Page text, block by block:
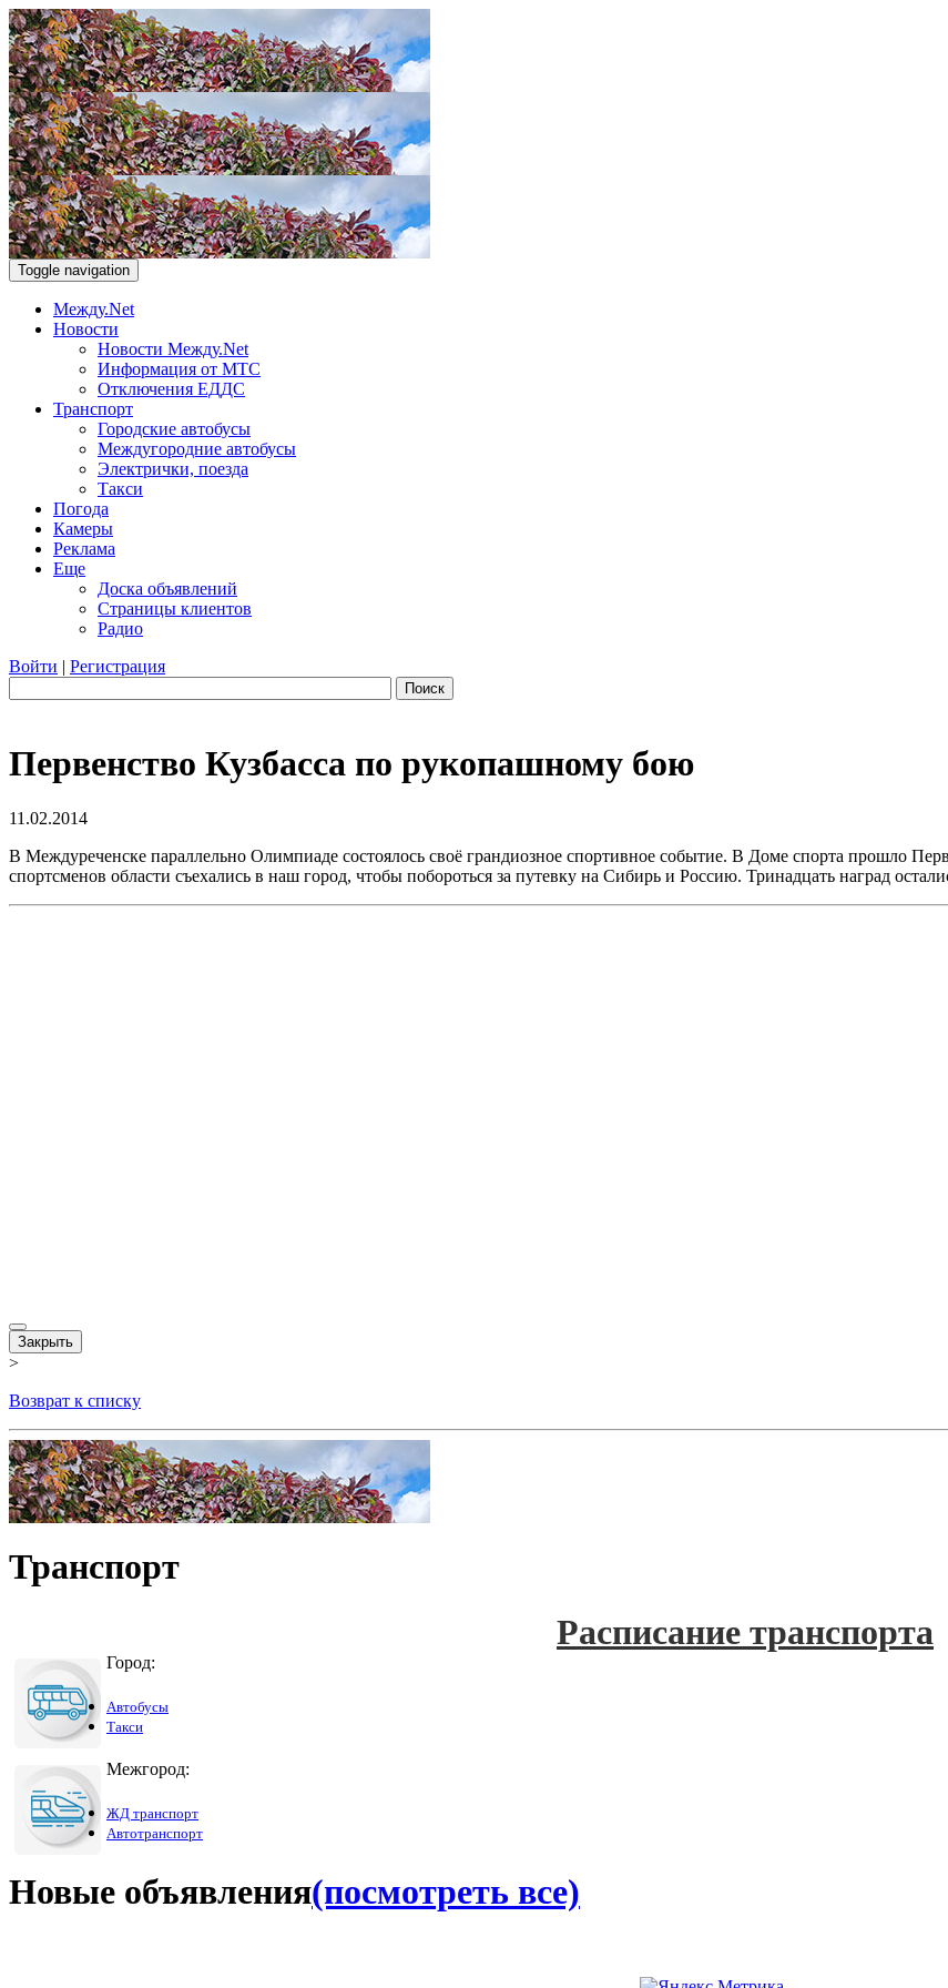
Toggle navigation
Между.Net
Новости
Новости Между.Net
Информация от МТС
Отключения ЕДДС
Транспорт
Городские автобусы
Междугородние автобусы
Электрички, поезда
Такси
Погода
Камеры
Реклама
Еще
Доска объявлений
Страницы клиентов
Радио
Войти | Регистрация
Поиск
Первенство Кузбасса по рукопашному бою
11.02.2014
В Междуреченске параллельно Олимпиаде состоялось своё грандиозное спортивное событие. В Доме спорта прошло
спортсменов области съехались в наш город, чтобы побороться за путевку на Сибирь и Россию. Тринадцать наград
Закрыть
>
Возврат к списку
Транспорт
Расписание транспорта
Город:
Автобусы
Такси
Межгород:
ЖД транспорт
Автотранспорт
Новые объявления(посмотреть все)